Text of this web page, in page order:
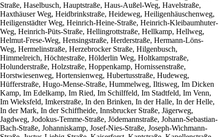
Straße, Haselbusch, Hauptstraße, Haus-Außel-Weg, Havelstraße,
Haxthäuser Weg, Heidbrinkstraße, Heideweg, Heiligenhäuschenweg,
Heiligenstädter Weg, Heinrich-Heine-Straße, Heinrich-Kleibaumhuter-
Weg, Heinrich-Püts-Straße, Hellingrottstraße, Hellkamp, Hellweg,
Helmut-Frese-Weg, Hensingstraße, Herderstraße, Hermann-Löns-
Weg, Hermelinstraße, Herzebrocker Straße, Hilgenbusch,
Himmelreich, Höchtestraße, Hölderlin Weg, Holtkampstraße,
Holunderstraße, Holzstraße, Hoppenkamp, Hornissenstraße,
Horstwiesenweg, Hortensienweg, Hubertusstraße, Hudeweg,
Hüfferstraße, Hugo-Mense-Straße, Hummelweg, Iltisweg, Im Dicken
Kamp, Im Edelkamp, Im Ried, Im Schilffeld, Im Stadtfeld, Im Venn,
Im Wieksfeld, Imkerstraße, In den Brinken, In der Halle, In der Helle,
In der Mark, In der Schiffheide, Innsbrucker Straße, Jägerweg,
Jagdweg, Jodokus-Temme-Straße, Jödemannstraße, Johann-Sebastian-
Bach-Straße, Johanniskamp, Josef-Nies-Straße, Joseph-Wichmann-